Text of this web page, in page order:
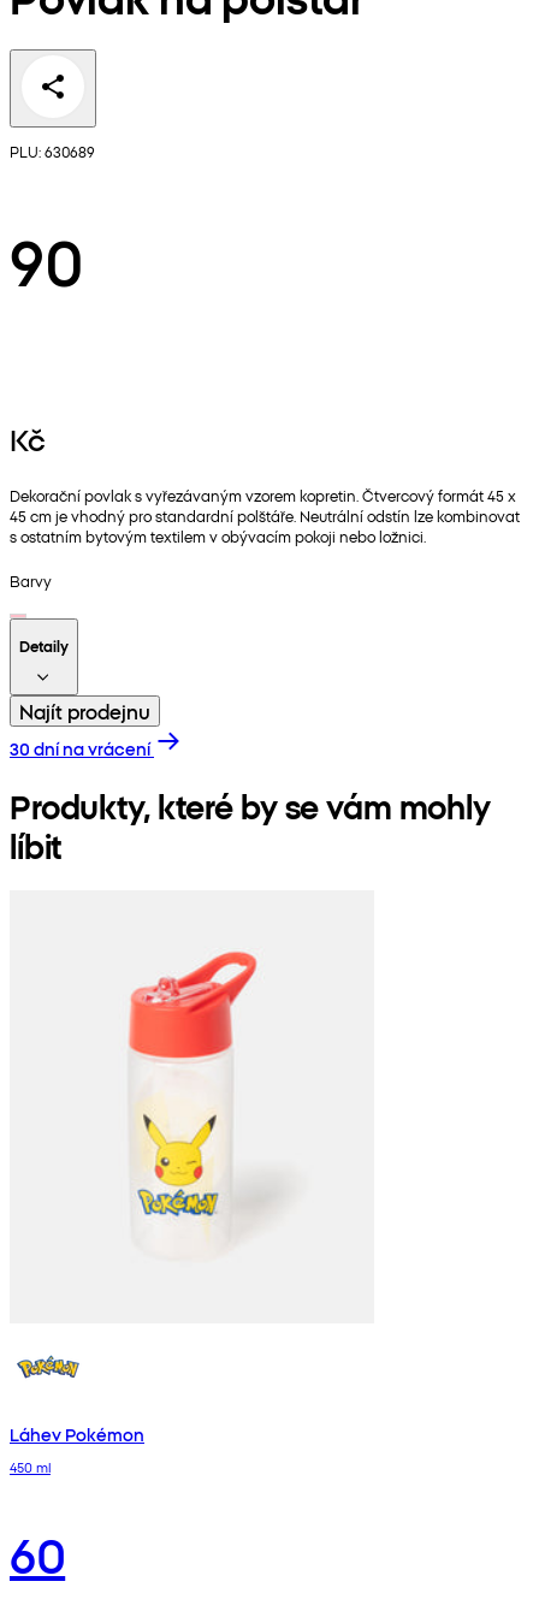
PLU: 630689
90
Kč
Dekorační povlak s vyřezávaným vzorem kopretin. Čtvercový formát 45 x
45 cm je vhodný pro standardní polštáře. Neutrální odstín lze kombinovat
s ostatním bytovým textilem v obývacím pokoji nebo ložnici.
Barvy
Detaily
Najít prodejnu
30 dní na vrácení
Produkty, které by se vám mohly
líbit
Láhev Pokémon
450 ml
60